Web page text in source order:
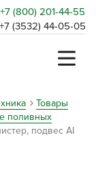
+7 (800) 201-44-55
+7 (3532) 44-05-05
Товары
поливных
подвес AI